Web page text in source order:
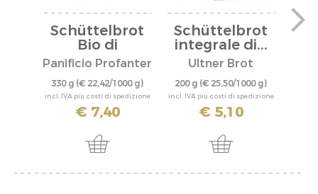
Schüttelbrot
Bio di
Bressanone
Panificio Profanter
330 g (€ 22,42/1000 g)
incl. IVA più costi di spedizione
€ 7,40
Schüttelbrot
integrale di...
Ultner Brot
200 g (€ 25,50/1000 g)
incl. IVA più costi di spedizione
€ 5,10